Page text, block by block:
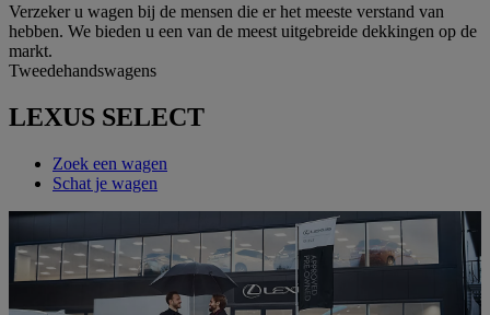
Verzeker u wagen bij de mensen die er het meeste verstand van
hebben. We bieden u een van de meest uitgebreide dekkingen op de
markt.
Tweedehandswagens
LEXUS SELECT
Zoek een wagen
Schat je wagen